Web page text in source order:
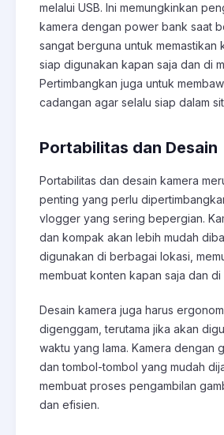
melalui USB. Ini memungkinkan
kamera dengan power bank saat
sangat berguna untuk memastikan
siap digunakan kapan saja dan di
Pertimbangkan juga untuk
cadangan agar selalu siap dalam
Portabilitas dan Desain
Portabilitas dan desain kamera
penting yang perlu
vlogger yang sering bepergian.
dan kompak akan lebih mudah
digunakan di berbagai lokasi,
membuat konten kapan saja dan di
Desain kamera juga harus
digenggam, terutama jika akan
waktu yang lama. Kamera dengan
dan tombol-tombol yang mudah
membuat proses pengambilan
dan efisien.